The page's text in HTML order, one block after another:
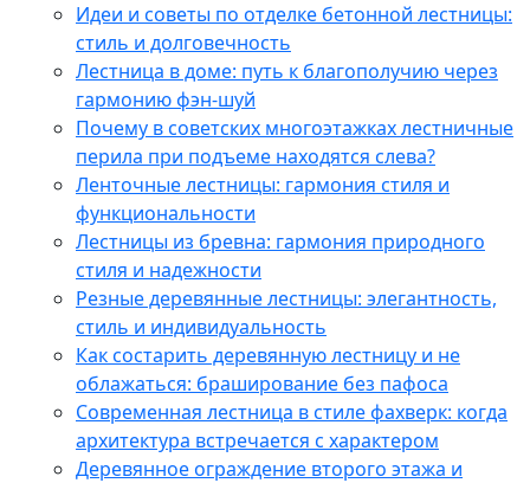
Идеи и советы по отделке бетонной лестницы:
стиль и долговечность
Лестница в доме: путь к благополучию через
гармонию фэн-шуй
Почему в советских многоэтажках лестничные
перила при подъеме находятся слева?
Ленточные лестницы: гармония стиля и
функциональности
Лестницы из бревна: гармония природного
стиля и надежности
Резные деревянные лестницы: элегантность,
стиль и индивидуальность
Как состарить деревянную лестницу и не
облажаться: браширование без пафоса
Современная лестница в стиле фахверк: когда
архитектура встречается с характером
Деревянное ограждение второго этажа и